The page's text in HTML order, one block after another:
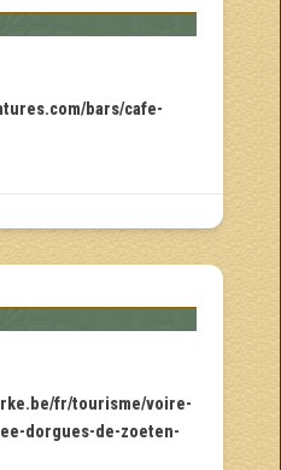
bars/cafe-
fr/tourisme/voire-
dorgues-de-zoeten-